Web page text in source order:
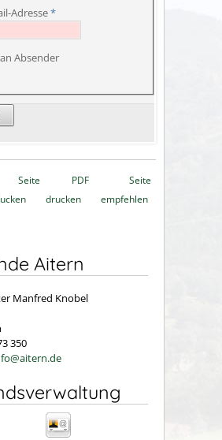
Adresse*
Absender
Seite
PDF
drucken
Seite
empfehlen
Aitern
Manfred Knobel
350